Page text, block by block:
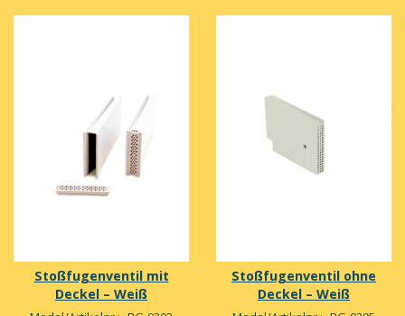
Stoßfugenventil mit
Deckel – Weiß
Stoßfugenventil ohne
Deckel – Weiß